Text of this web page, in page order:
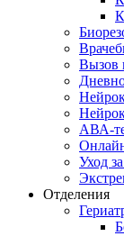
Вызов
АВА-
Уход
Отделения